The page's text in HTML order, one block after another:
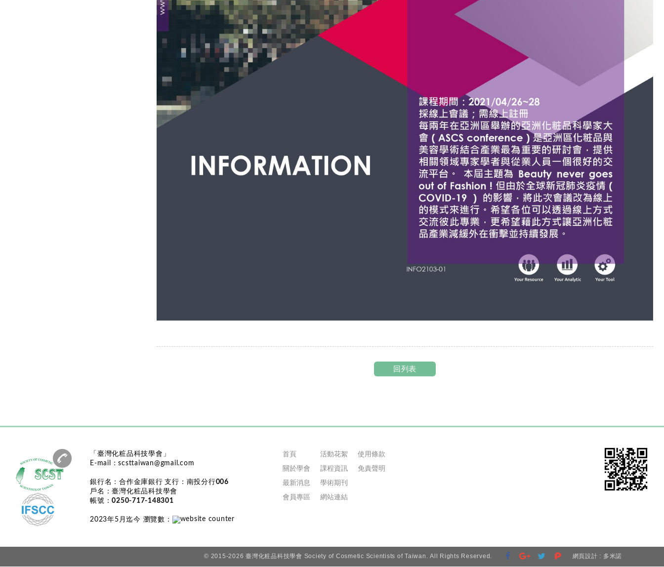
回列表
「臺灣化粧品科技學會」
E-mail：scsttaiwan@gmail.com
銀行名： 合作金庫銀行支行： 南投分行006
戶名：臺灣化粧品科技學會
帳號：0250-717-148301
2023年5月迄今 瀏覽數 ：
首頁
關於學會
最新消息
會員專區
活動花絮
課程資訊
學術期刊
網站連結
使用條款
免責聲明
© 2015-2026 臺灣化粧品科技學會 Society of Cosmetic Scientists of Taiwan. All Rights Reserved. 網頁設計 : 多米諾